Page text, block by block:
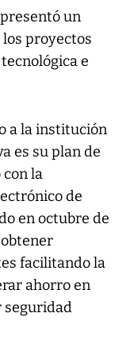
un
proyectos
e
a la institución
es su plan de
la
de
en octubre de
facilitando la
ahorro en
seguridad